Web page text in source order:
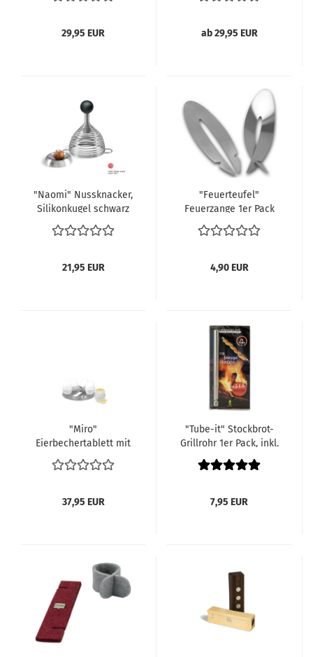
29,95 EUR ab 29,95 EUR
"Naomi" Nussknacker,
Silikonkugel schwarz
21,95 EUR
"Feuerteufel"
Feuerzange 1er Pack
4,90 EUR
"Miro"
Eierbechertablett mit
Edelstahl Tablett, 5
weißen Porzellan
37,95 EUR
"Tube-it" Stockbrot-
Grillrohr 1er Pack, inkl.
Rezept für Hefeteig
7,95 EUR